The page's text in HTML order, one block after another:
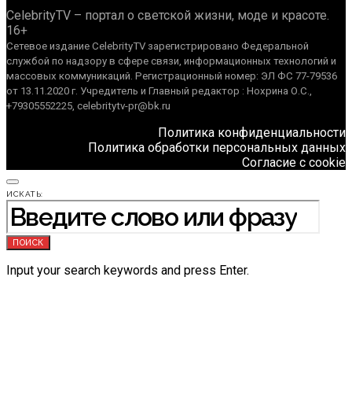
CelebrityTV – портал о светской жизни, моде и красоте.
16+
Сетевое издание CelebrityTV зарегистрировано Федеральной
службой по надзору в сфере связи, информационных технологий и
массовых коммуникаций. Регистрационный номер: ЭЛ ФС 77-79536
от 13.11.2020 г. Учредитель и Главный редактор : Нохрина О.С.,
+79305552225, celebritytv-pr@bk.ru
Политика конфиденциальности
Политика обработки персональных данных
Согласие с cookie
ИСКАТЬ:
ПОИСК
Input your search keywords and press Enter.